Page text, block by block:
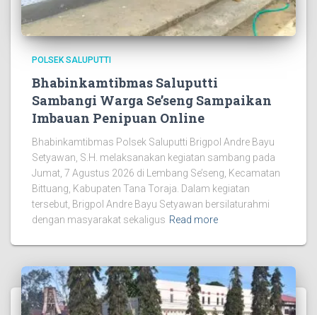
POLSEK SALUPUTTI
Bhabinkamtibmas Saluputti
Sambangi Warga Se’seng Sampaikan
Imbauan Penipuan Online
Bhabinkamtibmas Polsek Saluputti Brigpol Andre Bayu
Setyawan, S.H. melaksanakan kegiatan sambang pada
Jumat, 7 Agustus 2026 di Lembang Se’seng, Kecamatan
Bittuang, Kabupaten Tana Toraja. Dalam kegiatan
tersebut, Brigpol Andre Bayu Setyawan bersilaturahmi
dengan masyarakat sekaligus Read more